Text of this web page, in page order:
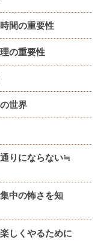
間の重要性
の重要性
世界
りにならない≒
中の怖さを知
しくやるために